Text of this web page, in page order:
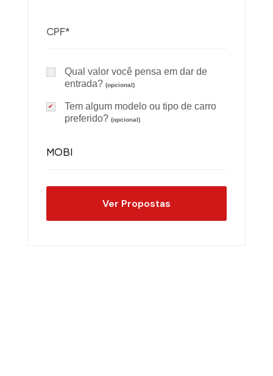
Qual valor você pensa em dar de
entrada? (opcional)
Tem algum modelo ou tipo de carro
preferido? (opcional)
Ver Propostas